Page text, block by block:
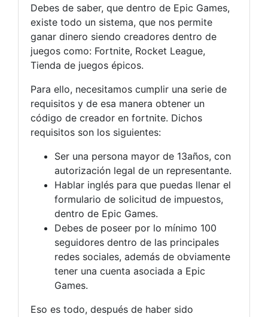
Debes de saber, que dentro de Epic Games,
existe todo un sistema, que nos permite
ganar dinero siendo creadores dentro de
juegos como: Fortnite, Rocket League,
Tienda de juegos épicos.
Para ello, necesitamos cumplir una serie de
requisitos y de esa manera obtener un
código de creador en fortnite. Dichos
requisitos son los siguientes:
Ser una persona mayor de 13años, con
autorización legal de un representante.
Hablar inglés para que puedas llenar el
formulario de solicitud de impuestos,
dentro de Epic Games.
Debes de poseer por lo mínimo 100
seguidores dentro de las principales
redes sociales, además de obviamente
tener una cuenta asociada a Epic
Games.
Eso es todo, después de haber sido